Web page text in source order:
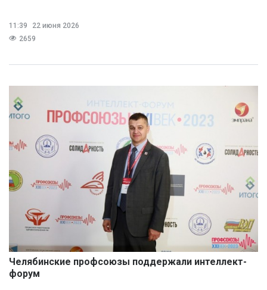
11:39
22 июня 2026
2659
Челябинские профсоюзы поддержали интеллект-
форум